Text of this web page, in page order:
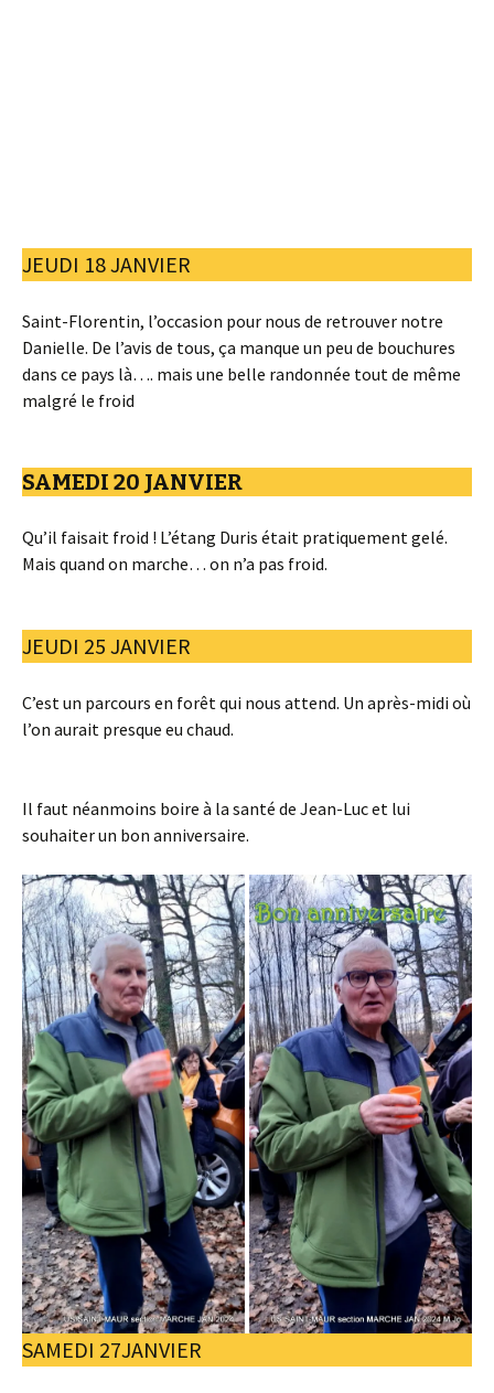
JEUDI 18 JANVIER
Saint-Florentin, l’occasion pour nous de retrouver notre
Danielle. De l’avis de tous, ça manque un peu de bouchures
dans ce pays là…. mais une belle randonnée tout de même
malgré le froid
SAMEDI 20 JANVIER
Qu’il faisait froid ! L’étang Duris était pratiquement gelé.
Mais quand on marche… on n’a pas froid.
JEUDI 25 JANVIER
C’est un parcours en forêt qui nous attend. Un après-midi où
l’on aurait presque eu chaud.
Il faut néanmoins boire à la santé de Jean-Luc et lui
souhaiter un bon anniversaire.
SAMEDI 27JANVIER